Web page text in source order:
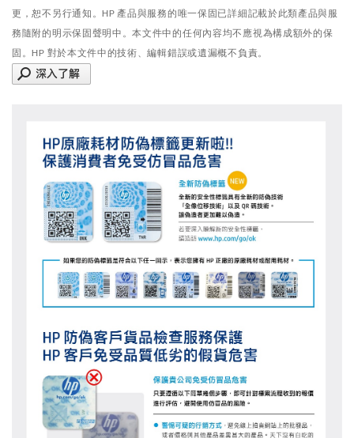
更，恕不另行通知。HP 產品與服務的唯一保固已詳細記載於此類產品與服
務隨附的明示保固聲明中。本文件中的任何內容均不應視為構成額外的保
固。HP 對於本文件中的技術、編輯錯誤或遺漏概不負責。